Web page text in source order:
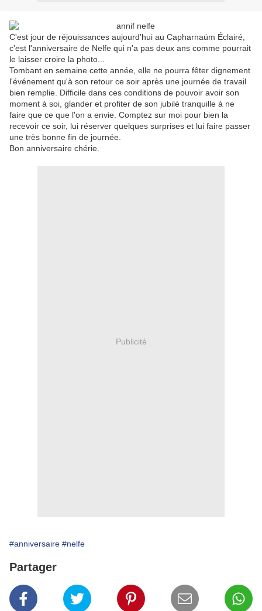
C'est jour de réjouissances aujourd'hui au Capharnaüm Éclairé,
c'est l'anniversaire de Nelfe qui n'a pas deux ans comme pourrait
le laisser croire la photo...
Tombant en semaine cette année, elle ne pourra fêter dignement
l'événement qu'à son retour ce soir après une journée de travail
bien remplie. Difficile dans ces conditions de pouvoir avoir son
moment à soi, glander et profiter de son jubilé tranquille à ne
faire que ce que l'on a envie. Comptez sur moi pour bien la
recevoir ce soir, lui réserver quelques surprises et lui faire passer
une très bonne fin de journée.
Bon anniversaire chérie.
Publicité
#anniversaire #nelfe
Partager